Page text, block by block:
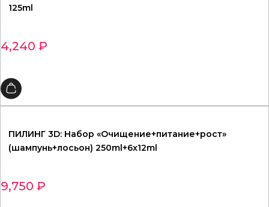
125ml
4,240 ₽
ПИЛИНГ 3D: Набор «Очищение+питание+рост»
(шампунь+лосьон) 250ml+6x12ml
9,750 ₽